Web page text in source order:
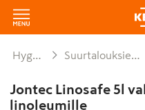
Hygienia ja siivous Suurtalouksien puhdistus- ja hoitoaineet
Jontec Linosafe 5l
linoleumille